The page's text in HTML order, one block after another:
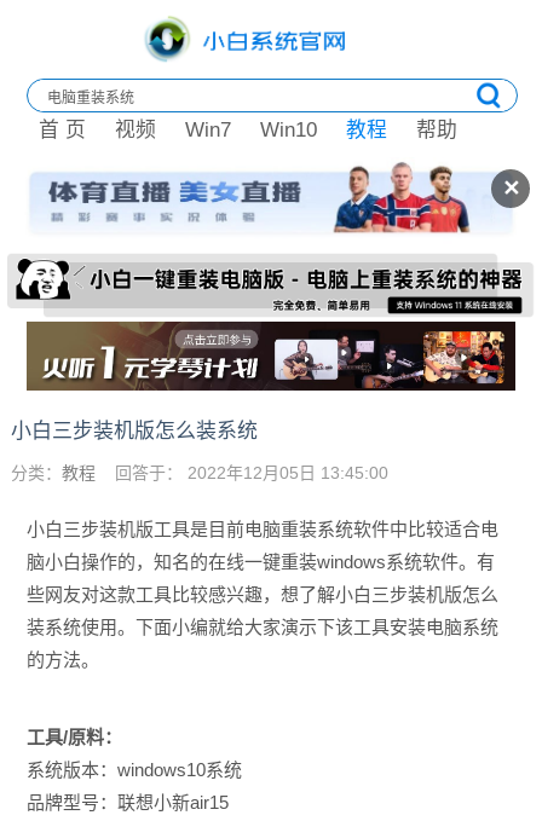
✕
首 页 视频 Win7 Win10 教程 帮助
小白三步装机版怎么装系统
分类： 教程 回答于： 2022年12月05日 13:45:00
小白三步装机版工具是目前电脑重装系统软件中比较适合电
脑小白操作的，知名的在线一键重装windows系统软件。有
些网友对这款工具比较感兴趣，想了解小白三步装机版怎么
装系统使用。下面小编就给大家演示下该工具安装电脑系统
的方法。
工具/原料：
系统版本：windows10系统
品牌型号：联想小新air15